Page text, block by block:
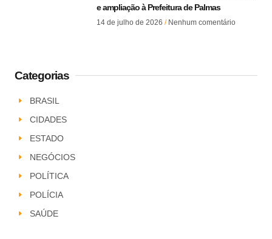
e ampliação à Prefeitura de Palmas
14 de julho de 2026 Nenhum comentário
Categorias
BRASIL
CIDADES
ESTADO
NEGÓCIOS
POLÍTICA
POLÍCIA
SAÚDE